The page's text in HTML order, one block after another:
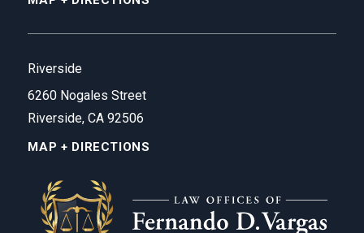
Riverside
6260 Nogales Street
Riverside, CA 92506
MAP + DIRECTIONS